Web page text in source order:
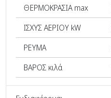
ΘΕΡΜΟΚΡΑΣΙΑ max
ΙΣΧΥΣ ΑΕΡΙΟΥ kW
ΡΕΥΜΑ
ΒΑΡΟΣ κιλά